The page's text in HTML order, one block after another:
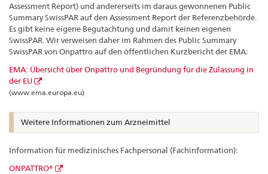
Assessment Report) und andererseits im daraus gewonnenen Public
Summary SwissPAR auf den Assessment Report der Referenzbehörde.
Es gibt keine eigene Begutachtung und damit keinen eigenen
SwissPAR. Wir verweisen daher im Rahmen des Public Summary
SwissPAR von Onpattro auf den öffentlichen Kurzbericht der EMA:
EMA: Übersicht über Onpattro und Begründung für die Zulassung in
der EU
(www.ema.europa.eu)
Weitere Informationen zum Arzneimittel
Information für medizinisches Fachpersonal (Fachinformation):
ONPATTRO®